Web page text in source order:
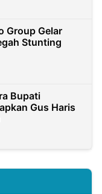
Group Gelar
Stunting
Bupati
Gus Haris